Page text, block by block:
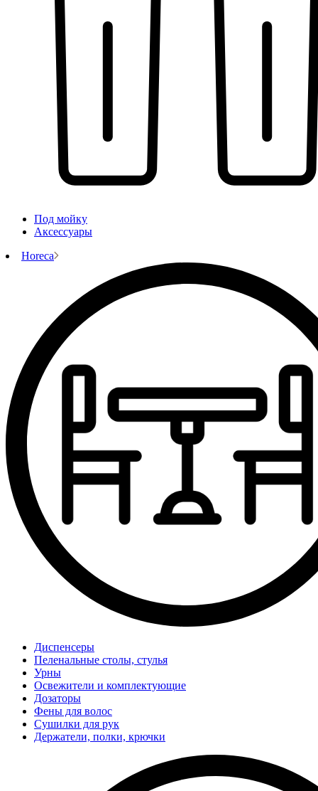
Под мойку
Аксессуары
Horeca
Диспенсеры
Пеленальные столы, стулья
Урны
Освежители и комплектующие
Дозаторы
Фены для волос
Сушилки для рук
Держатели, полки, крючки